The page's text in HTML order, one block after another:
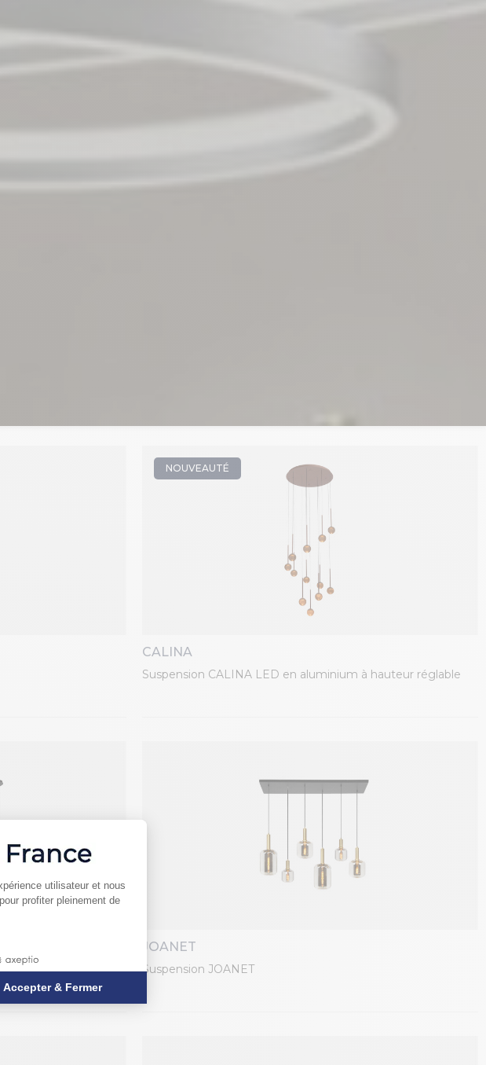
Consentement : Personnalisez vos Options
utilisateur et nous
profiter pleinement de
Accepter & Fermer
NOUVEAUTÉ
CALINA
Suspension CALINA LED en aluminium à hauteur réglable
JOANET
Suspension JOANET